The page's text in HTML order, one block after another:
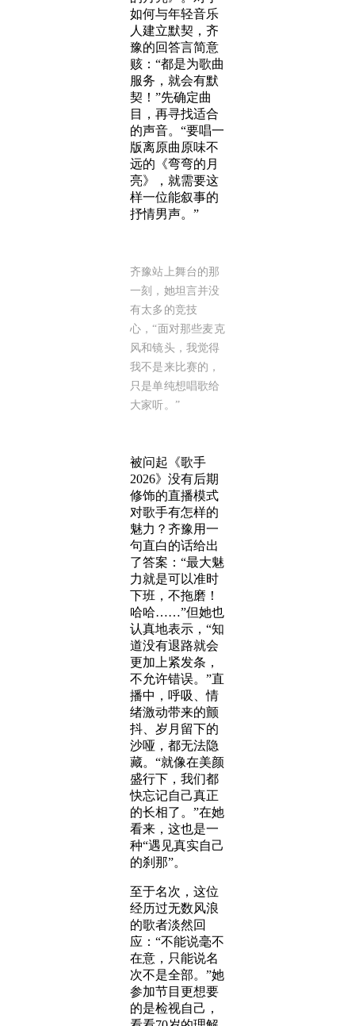
如何与年轻音乐
人建立默契，齐
豫的回答言简意
赅：“都是为歌曲
服务，就会有默
契！”先确定曲
目，再寻找适合
的声音。“要唱一
版离原曲原味不
远的《弯弯的月
亮》，就需要这
样一位能叙事的
抒情男声。”
齐豫站上舞台的那
一刻，她坦言并没
有太多的竞技
心，“面对那些麦克
风和镜头，我觉得
我不是来比赛的，
只是单纯想唱歌给
大家听。”
被问起《歌手
2026》没有后期
修饰的直播模式
对歌手有怎样的
魅力？齐豫用一
句直白的话给出
了答案：“最大魅
力就是可以准时
下班，不拖磨！
哈哈……”但她也
认真地表示，“知
道没有退路就会
更加上紧发条，
不允许错误。”直
播中，呼吸、情
绪激动带来的颤
抖、岁月留下的
沙哑，都无法隐
藏。“就像在美颜
盛行下，我们都
快忘记自己真正
的长相了。”在她
看来，这也是一
种“遇见真实自己
的刹那”。
至于名次，这位
经历过无数风浪
的歌者淡然回
应：“不能说毫不
在意，只能说名
次不是全部。”她
参加节目更想要
的是检视自己，